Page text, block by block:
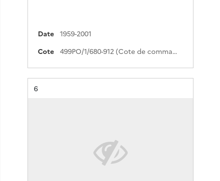
Date
1959-2001
Cote
499PO/1/680-912 (Cote de commande)
Résultat n°
6